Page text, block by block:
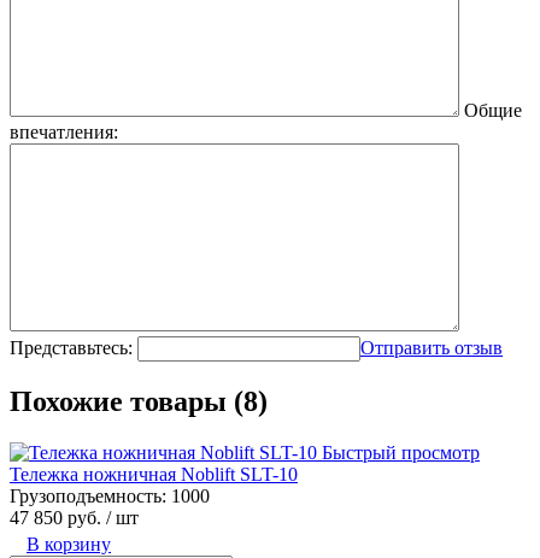
Общие
впечатления:
Представьтесь: Отправить отзыв
Похожие товары (8)
Быстрый просмотр
Тележка ножничная Noblift SLT-10
Грузоподъемность: 1000
47 850 руб. / шт
В корзину